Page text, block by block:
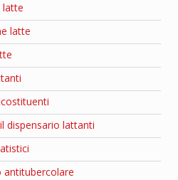
latte
latte
dispensario lattanti
antitubercolare